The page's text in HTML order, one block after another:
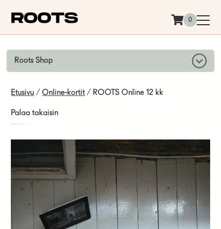
0
Roots Shop
Etusivu /Online-kortit / ROOTS Online 12 kk
Palaa takaisin